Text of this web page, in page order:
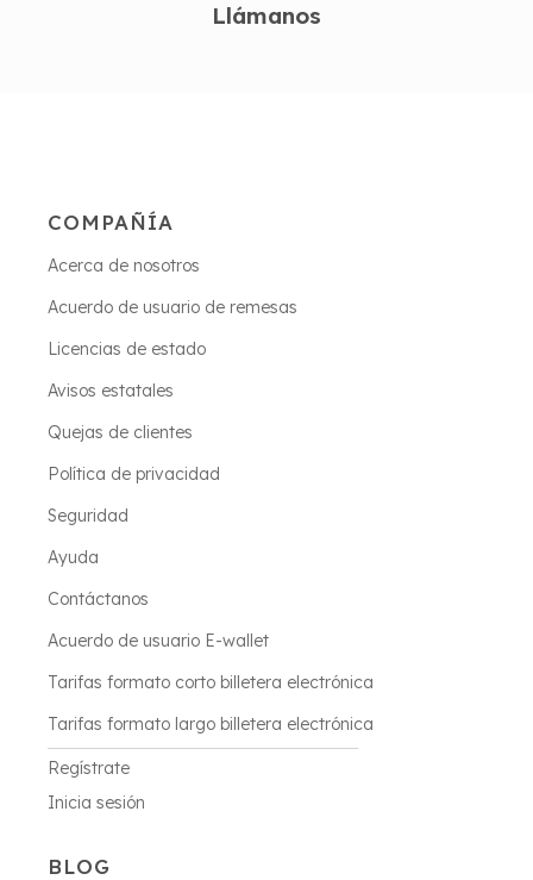
Llámanos
COMPAÑÍA
Acerca de nosotros
Acuerdo de usuario de remesas
Licencias de estado
Avisos estatales
Quejas de clientes
Política de privacidad
Seguridad
Ayuda
Contáctanos
Acuerdo de usuario E-wallet
Tarifas formato corto billetera electrónica
Tarifas formato largo billetera electrónica
Regístrate
Inicia sesión
BLOG